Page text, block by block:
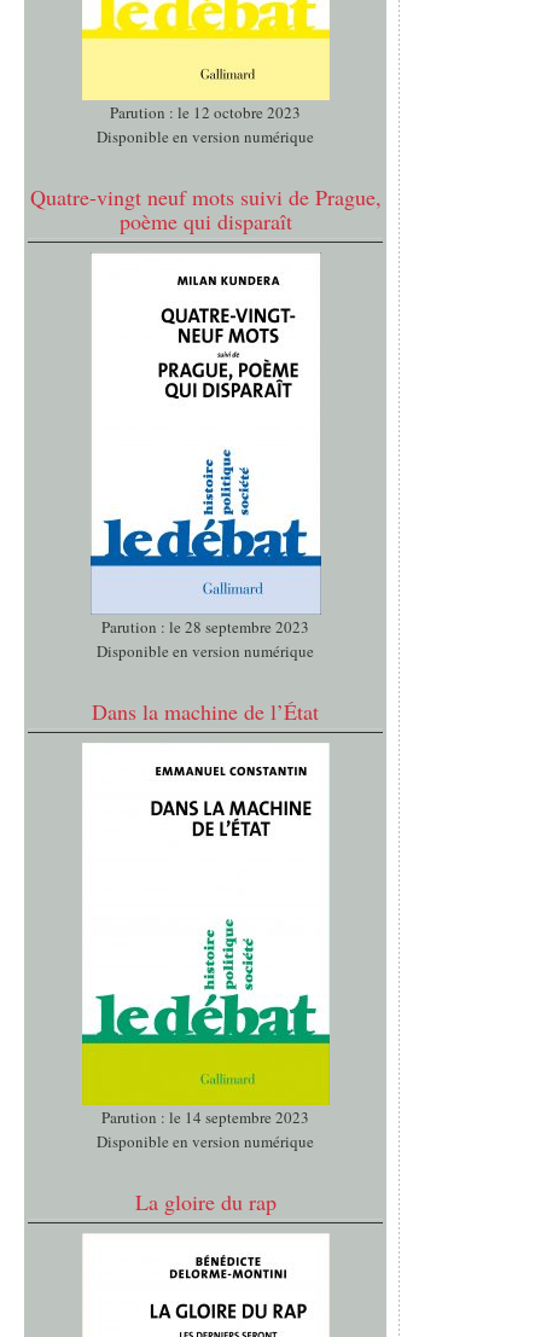
Parution : le 12 octobre 2023
Disponible en version numérique
Quatre-vingt neuf mots suivi de Prague,
poème qui disparaît
Parution : le 28 septembre 2023
Disponible en version numérique
Dans la machine de l’État
Parution : le 14 septembre 2023
Disponible en version numérique
La gloire du rap